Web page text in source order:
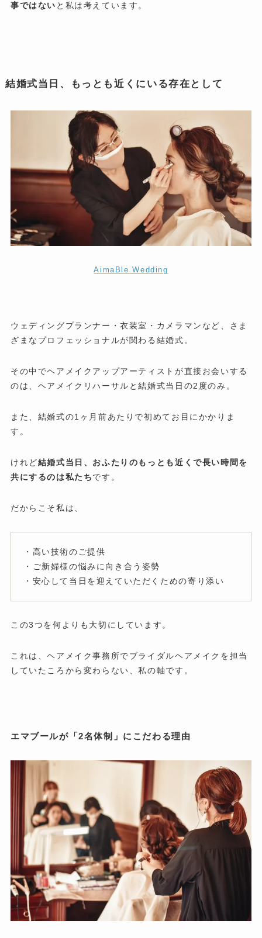
事ではない と私は考えています。
結婚式当日、もっとも近くにいる存在として
AimaBle Wedding
ウェディングプランナー・衣装室・カメラマンなど、さま
ざまなプロフェッショナルが関わる結婚式。
その中でヘアメイクアップアーティストが直接お会いする
のは、ヘアメイクリハーサルと結婚式当日の2度のみ。
また、結婚式の1ヶ月前あたりで初めてお目にかかりま
す。
けれど結婚式当日、おふたりのもっとも近くで長い時間を
共にするのは私たちです。
だからこそ私は、
・高い技術のご提供
・ご新婦様の悩みに向き合う姿勢
・安心して当日を迎えていただくための寄り添い
この3つを何よりも大切にしています。
これは、ヘアメイク事務所でブライダルヘアメイクを担当
していたころから変わらない、私の軸です。
エマブールが「2名体制」にこだわる理由